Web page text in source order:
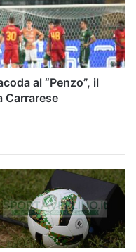
al “Penzo”, il
Carrarese